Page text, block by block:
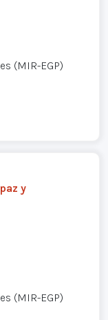
(MIR-EGP)
y
(MIR-EGP)